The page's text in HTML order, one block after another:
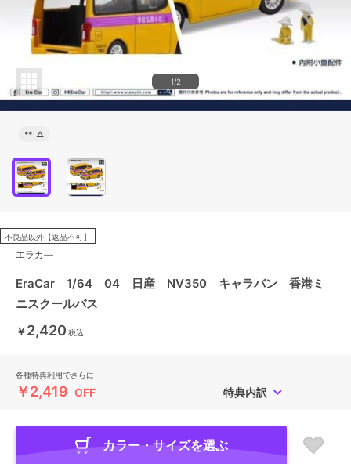
1/2
** △
不良品以外【返品不可】
エラカ―
EraCar 1/64 04 日産 NV350 キャラバン 香港ミ
ニスクールバス
￥2,420 税込
各種特典利用でさらに
￥2,419 OFF 特典内訳
カラー・サイズを選ぶ